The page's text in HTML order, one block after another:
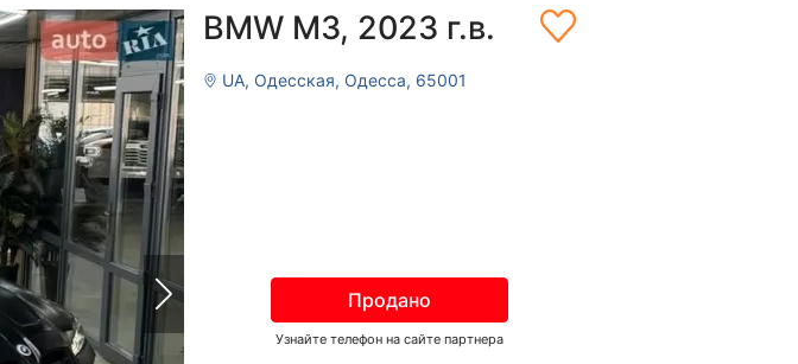
BMW M3, 2023 г.в.
UA, Одесская, Одесса, 65001
Продано
Узнайте телефон на сайте партнера